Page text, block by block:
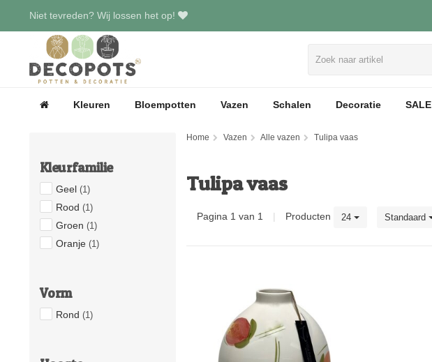
Niet tevreden? Wij lossen het op!
Kleuren Bloempotten Vazen Schalen Decoratie SALE
Kleurfamilie
Geel (1)
Rood (1)
Groen (1)
Oranje (1)
Vorm
Rond (1)
Home Vazen Alle vazen Tulipa vaas
Tulipa vaas
Pagina 1 van 1 | Producten 24 Standaard